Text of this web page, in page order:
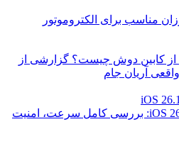
مناسب برای الکتروموتور
از کابین دوش چیست؟ گزارشی از
آریان جام
مقایسه اندروید 16 و iOS 26.1: بررسی کامل سرعت، امنیت